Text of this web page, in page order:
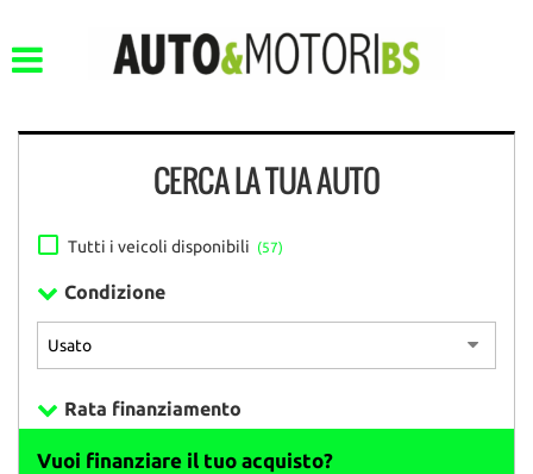
CERCA LA TUA AUTO
Tutti i veicoli disponibili (57)
Condizione
Rata finanziamento
Vuoi finanziare il tuo acquisto?